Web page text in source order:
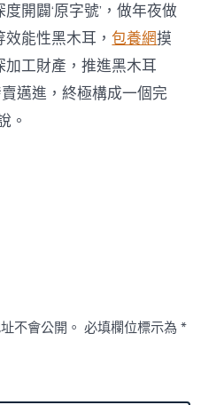
開闢‘原字號’，做年夜做
效能性黑木耳，包養網摸
工財產，推進黑木耳
賣邁進，終極構成一個完
。
不會公開。 必填欄位標示為*